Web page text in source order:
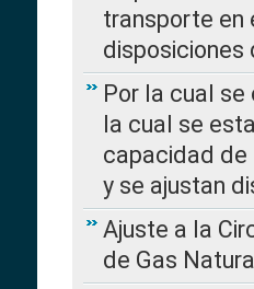
transporte en
disposiciones
Por la cual se
la cual se
capacidad de
y se ajustan
Ajuste a la
de Gas